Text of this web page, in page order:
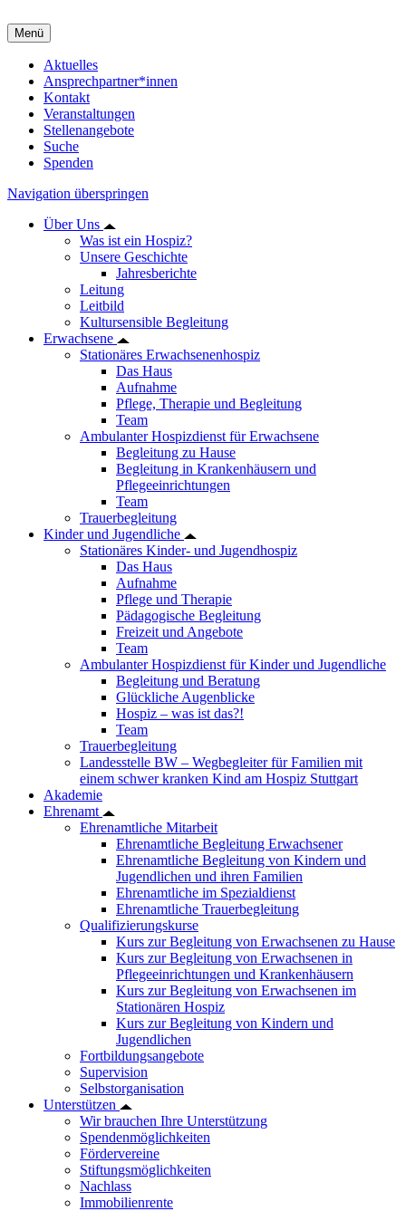
Menü
Aktuelles
Ansprechpartner*innen
Kontakt
Veranstaltungen
Stellenangebote
Suche
Spenden
Navigation überspringen
Über Uns
Was ist ein Hospiz?
Unsere Geschichte
Jahresberichte
Leitung
Leitbild
Kultursensible Begleitung
Erwachsene
Stationäres Erwachsenenhospiz
Das Haus
Aufnahme
Pflege, Therapie und Begleitung
Team
Ambulanter Hospizdienst für Erwachsene
Begleitung zu Hause
Begleitung in Krankenhäusern und
Pflegeeinrichtungen
Team
Trauerbegleitung
Kinder und Jugendliche
Stationäres Kinder- und Jugendhospiz
Das Haus
Aufnahme
Pflege und Therapie
Pädagogische Begleitung
Freizeit und Angebote
Team
Ambulanter Hospizdienst für Kinder und Jugendliche
Begleitung und Beratung
Glückliche Augenblicke
Hospiz – was ist das?!
Team
Trauerbegleitung
Landesstelle BW – Wegbegleiter für Familien mit
einem schwer kranken Kind am Hospiz Stuttgart
Akademie
Ehrenamt
Ehrenamtliche Mitarbeit
Ehrenamtliche Begleitung Erwachsener
Ehrenamtliche Begleitung von Kindern und
Jugendlichen und ihren Familien
Ehrenamtliche im Spezialdienst
Ehrenamtliche Trauerbegleitung
Qualifizierungskurse
Kurs zur Begleitung von Erwachsenen zu Hause
Kurs zur Begleitung von Erwachsenen in
Pflegeeinrichtungen und Krankenhäusern
Kurs zur Begleitung von Erwachsenen im
Stationären Hospiz
Kurs zur Begleitung von Kindern und
Jugendlichen
Fortbildungsangebote
Supervision
Selbstorganisation
Unterstützen
Wir brauchen Ihre Unterstützung
Spendenmöglichkeiten
Fördervereine
Stiftungsmöglichkeiten
Nachlass
Immobilienrente